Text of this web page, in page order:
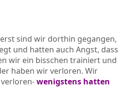
sind wir dorthin gegangen,
und hatten auch Angst, dass
wir ein bisschen trainiert und
haben wir verloren. Wir
wenigstens hatten